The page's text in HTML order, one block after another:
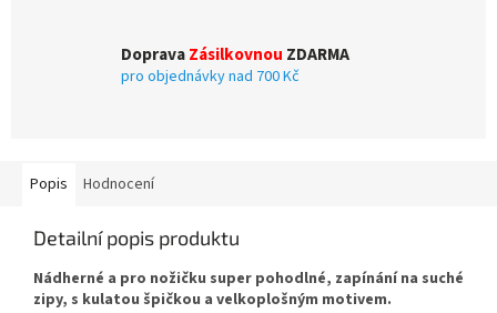
DopravaZásilkovnou ZDARMA
pro objednávky nad 700 Kč
Popis Hodnocení
Detailní popis produktu
Nádherné a pro nožičku super pohodlné, zapínání na suché
zipy, s kulatou špičkou a velkoplošným motivem.